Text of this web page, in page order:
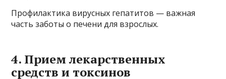
Профилактика вирусных гепатитов — важная
часть заботы о печени для взрослых.
4. Прием лекарственных
средств и токсинов